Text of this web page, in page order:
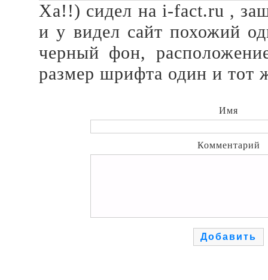
Ха!!) сидел на i-fact.ru ,
и у видел сайт похожий
черный фон,
размер шрифта один и тот
Имя
Комментарий